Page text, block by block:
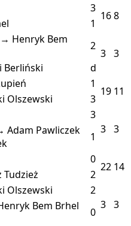
3
168
1
Henryk Bem
2
3 3
Berliński
d
1
19 11
Olszewski 3
3
3 3
Adam Pawliczek
1
0
22 14
Tudzież 2
Olszewski
2
3 3
Bem Brhel
0